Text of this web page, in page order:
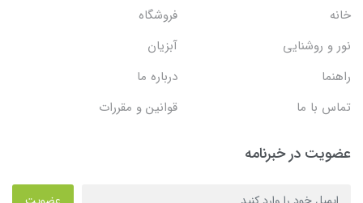
خانه
فروشگاه
نور و روشنایی
آبزیان
راهنما
درباره ما
تماس با ما
قوانین و مقررات
عضویت در خبرنامه